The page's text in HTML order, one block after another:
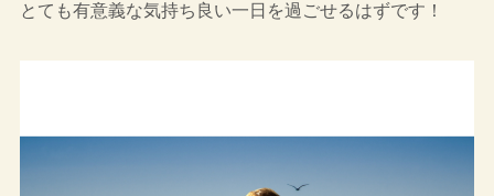
とても有意義な気持ち良い一日を過ごせるはずです！